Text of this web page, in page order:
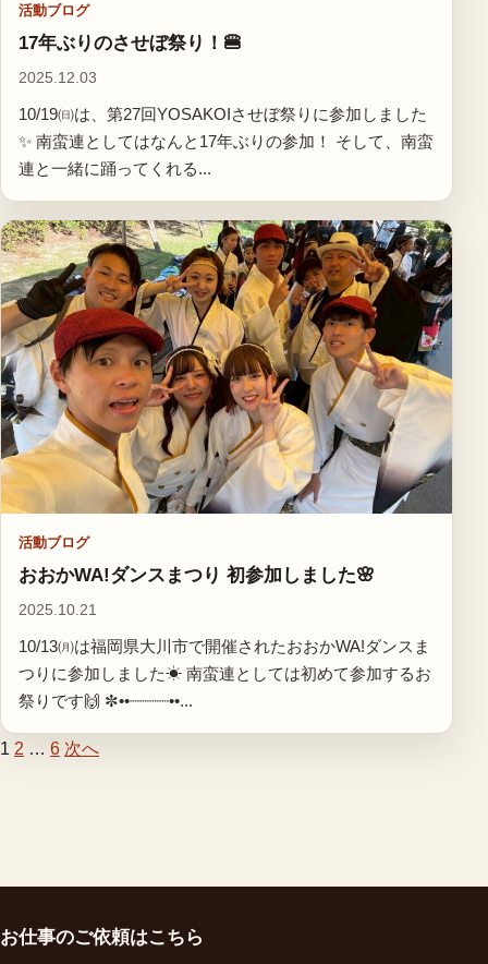
活動ブログ
17年ぶりのさせぼ祭り！🍔
2025.12.03
10/19㈰は、第27回YOSAKOIさせぼ祭りに参加しました
✨ 南蛮連としてはなんと17年ぶりの参加！ そして、南蛮
連と一緒に踊ってくれる...
活動ブログ
おおかWA!ダンスまつり 初参加しました🌸
2025.10.21
10/13㈪は福岡県大川市で開催されたおおかWA!ダンスま
つりに参加しました☀ 南蛮連としては初めて参加するお
祭りです🙌 ✼••┈┈┈┈••...
投
ペ
ー
1 2 … 6 次へ
お仕事のご依頼はこちら